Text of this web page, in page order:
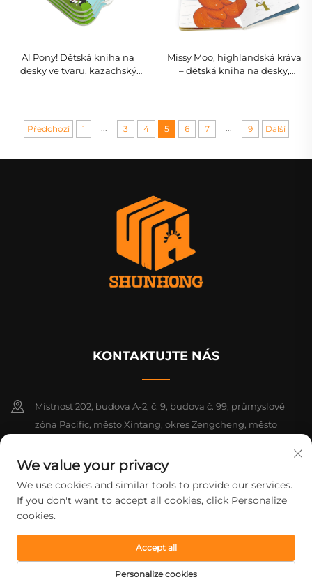
Al Pony! Dětská kniha na
desky ve tvaru, kazachský
Missy Moo, highlandská kráva
– dětská kniha na desky,
Předchozí 1 ... 3 4 5 6 7 ... 9 Další
KONTAKTUJTE NÁS
Místnost 202, budova A-2, č. 9, budova č. 99, průmyslové
zóna Pacific, město Xintang, okres Zengcheng, město
+86-18925142858
[email protected]
Copyright © 2026 Guangzhou Shunhong Printing Co., Ltd. Všechna
práva vyhrazena. Zásady ochrany soukromí
We value your privacy
We use cookies and similar tools to provide our services.
If you don't want to accept all cookies, click Personalize
cookies.
Personalize cookies
Accept all